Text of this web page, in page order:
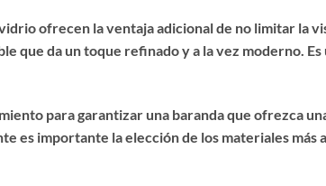
ofrecen la ventaja adicional de no limitar la
que da un toque refinado y a la vez moderno. Es
para garantizar una baranda que ofrezca
es importante la elección de los materiales más